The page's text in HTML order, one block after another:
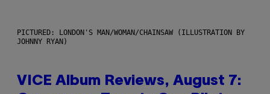
PICTURED: LONDON'S MAN/WOMAN/CHAINSAW (ILLUSTRATION BY
JOHNNY RYAN)
VICE Album Reviews, August 7: